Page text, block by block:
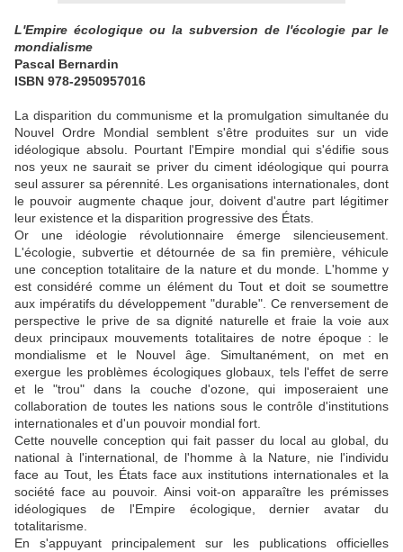
L'Empire écologique ou la subversion de l'écologie par le
mondialisme
Pascal Bernardin
ISBN 978-2950957016
La disparition du communisme et la promulgation simultanée du
Nouvel Ordre Mondial semblent s'être produites sur un vide
idéologique absolu. Pourtant l'Empire mondial qui s'édifie sous
nos yeux ne saurait se priver du ciment idéologique qui pourra
seul assurer sa pérennité. Les organisations internationales, dont
le pouvoir augmente chaque jour, doivent d'autre part légitimer
leur existence et la disparition progressive des États.
Or une idéologie révolutionnaire émerge silencieusement.
L'écologie, subvertie et détournée de sa fin première, véhicule
une conception totalitaire de la nature et du monde. L'homme y
est considéré comme un élément du Tout et doit se soumettre
aux impératifs du développement "durable". Ce renversement de
perspective le prive de sa dignité naturelle et fraie la voie aux
deux principaux mouvements totalitaires de notre époque : le
mondialisme et le Nouvel âge. Simultanément, on met en
exergue les problèmes écologiques globaux, tels l'effet de serre
et le "trou" dans la couche d'ozone, qui imposeraient une
collaboration de toutes les nations sous le contrôle d'institutions
internationales et d'un pouvoir mondial fort.
Cette nouvelle conception qui fait passer du local au global, du
national à l'international, de l'homme à la Nature, nie l'individu
face au Tout, les États face aux institutions internationales et la
société face au pouvoir. Ainsi voit-on apparaître les prémisses
idéologiques de l'Empire écologique, dernier avatar du
totalitarisme.
En s'appuyant principalement sur les publications officielles